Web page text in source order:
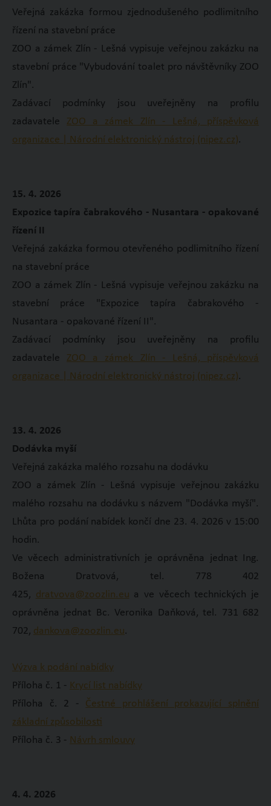
Veřejná zakázka formou zjednodušeného podlimitního
řízení na stavební práce
ZOO a zámek Zlín - Lešná vypisuje veřejnou zakázku na
stavební práce "Vybudování toalet pro návštěvníky ZOO
Zlín".
Zadávací podmínky jsou uveřejněny na profilu
zadavatele ZOO a zámek Zlín - Lešná, příspěvková
organizace | Národní elektronický nástroj (nipez.cz).
15. 4. 2026
Expozice tapíra čabrakového - Nusantara - opakované
řízení II
Veřejná zakázka formou otevřeného podlimitního řízení
na stavební práce
ZOO a zámek Zlín - Lešná vypisuje veřejnou zakázku na
stavební práce "Expozice tapíra čabrakového -
Nusantara - opakované řízení II".
Zadávací podmínky jsou uveřejněny na profilu
zadavatele ZOO a zámek Zlín - Lešná, příspěvková
organizace | Národní elektronický nástroj (nipez.cz).
13. 4. 2026
Dodávka myší
Veřejná zakázka malého rozsahu na dodávku
ZOO a zámek Zlín - Lešná vypisuje veřejnou zakázku
malého rozsahu na dodávku s názvem "Dodávka myší".
Lhůta pro podání nabídek končí dne 23. 4. 2026 v 15:00
hodin.
Ve věcech administrativních je oprávněna jednat Ing.
Božena Dratvová, tel. 778 402
425, dratvova@zoozlin.eu a ve věcech technických je
oprávněna jednat Bc. Veronika Daňková, tel. 731 682
702, dankova@zoozlin.eu.
Výzva k podání nabídky
Příloha č. 1 - Krycí list nabídky
Příloha č. 2 - Čestné prohlášení prokazující splnění
základní způsobilosti
Příloha č. 3 - Návrh smlouvy
4. 4. 2026